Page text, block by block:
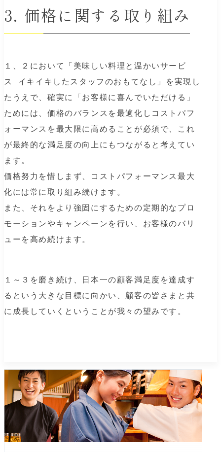
価格に関する取り組み
１、２において「美味しい料理と温かいサービ
ス イキイキしたスタッフのおもてなし」を実現し
たうえで、確実に「お客様に喜んでいただける」
ためには、価格のバランスを最適化しコストパフ
ォーマンスを最大限に高めることが必須で、これ
が最終的な満足度の向上にもつながると考えてい
ます。
価格努力を惜しまず、コストパフォーマンス最大
化には常に取り組み続けます。
また、それをより強固にするための定期的なプロ
モーションやキャンペーンを行い、お客様のバリ
ューを高め続けます。
１～３を磨き続け、日本一の顧客満足度を達成す
るという大きな目標に向かい、顧客の皆さまと共
に成長していくということが我々の望みです。